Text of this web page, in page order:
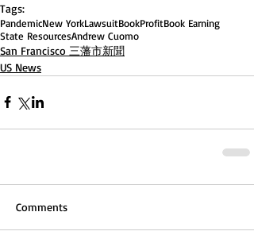
Tags:
PandemicNew YorkLawsuitBookProfitBook Earning
State ResourcesAndrew Cuomo
San Francisco 三藩市新聞
US News
Comments